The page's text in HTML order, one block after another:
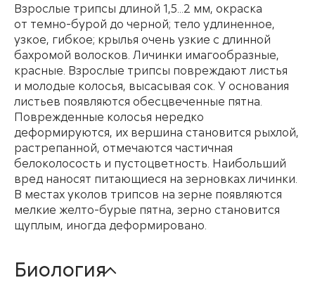
Взрослые трипсы длиной 1,5...2 мм, окраска
от темно-бурой до черной; тело удлиненное,
узкое, гибкое; крылья очень узкие с длинной
бахромой волосков. Личинки имагообразные,
красные. Взрослые трипсы повреждают листья
и молодые колосья, высасывая сок. У основания
листьев появляются обесцвеченные пятна.
Поврежденные колосья нередко
деформируются, их вершина становится рыхлой,
растрепанной, отмечаются частичная
белоколосость и пустоцветность. Наибольший
вред наносят питающиеся на зерновках личинки.
В местах уколов трипсов на зерне появляются
мелкие желто-бурые пятна, зерно становится
щуплым, иногда деформировано.
Биология